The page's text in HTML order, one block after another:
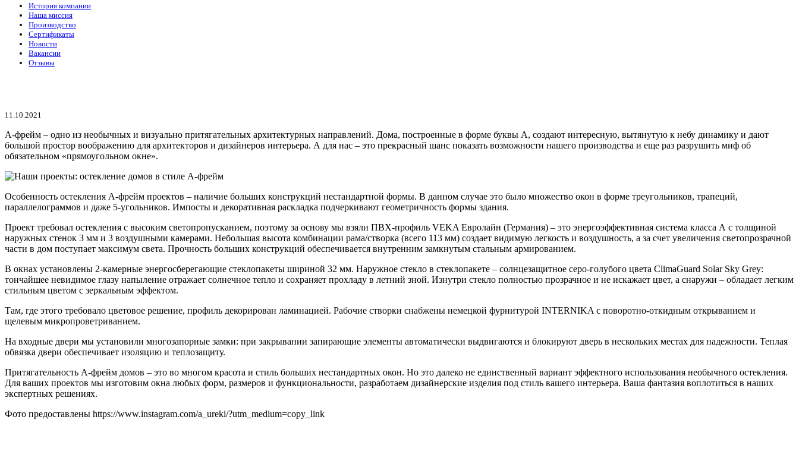
История компании
Наша миссия
Производство
Сертификаты
Новости
Вакансии
Отзывы
11.10.2021
А-фрейм – одно из необычных и визуально притягательных архитектурных направлений. Дома, построенные в форме буквы А, создают интересную, вытянутую к небу динамику и дают
большой простор воображению для архитекторов и дизайнеров интерьера. А для нас – это прекрасный шанс показать возможности нашего производства и еще раз разрушить миф об
обязательном «прямоугольном окне».
Особенность остекления А-фрейм проектов – наличие больших конструкций нестандартной формы. В данном случае это было множество окон в форме треугольников, трапеций,
параллелограммов и даже 5-угольников. Импосты и декоративная раскладка подчеркивают геометричность формы здания.
Проект требовал остекления с высоким светопропусканием, поэтому за основу мы взяли ПВХ-профиль VEKA Евролайн (Германия) – это энергоэффективная система класса А с толщиной
наружных стенок 3 мм и 3 воздушными камерами. Небольшая высота комбинации рама/створка (всего 113 мм) создает видимую легкость и воздушность, а за счет увеличения светопрозрачной
части в дом поступает максимум света. Прочность больших конструкций обеспечивается внутренним замкнутым стальным армированием.
В окнах установлены 2-камерные энергосберегающие стеклопакеты шириной 32 мм. Наружное стекло в стеклопакете – солнцезащитное серо-голубого цвета ClimaGuard Solar Sky Grey:
тончайшее невидимое глазу напыление отражает солнечное тепло и сохраняет прохладу в летний зной. Изнутри стекло полностью прозрачное и не искажает цвет, а снаружи – обладает легким
стильным цветом с зеркальным эффектом.
Там, где этого требовало цветовое решение, профиль декорирован ламинацией. Рабочие створки снабжены немецкой фурнитурой INTERNIKA с поворотно-откидным открыванием и
щелевым микропроветриванием.
На входные двери мы установили многозапорные замки: при закрывании запирающие элементы автоматически выдвигаются и блокируют дверь в нескольких местах для надежности. Теплая
обвязка двери обеспечивает изоляцию и теплозащиту.
Притягательность А-фрейм домов – это во многом красота и стиль больших нестандартных окон. Но это далеко не единственный вариант эффектного использования необычного остекления.
Для ваших проектов мы изготовим окна любых форм, размеров и функциональности, разработаем дизайнерские изделия под стиль вашего интерьера. Ваша фантазия воплотиться в наших
экспертных решениях.
Фото предоставлены https://www.instagram.com/a_ureki/?utm_medium=copy_link